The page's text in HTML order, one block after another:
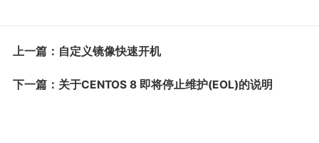
上一篇：自定义镜像快速开机
下一篇：关于CENTOS 8 即将停止维护(EOL)的说明